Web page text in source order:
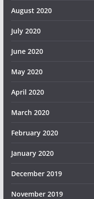
August 2020
July 2020
June 2020
May 2020
April 2020
March 2020
February 2020
January 2020
December 2019
November 2019